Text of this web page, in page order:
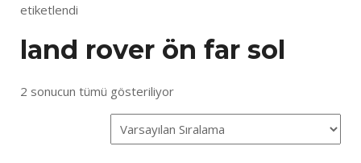
etiketlendi
land rover ön far sol
2 sonucun tümü gösteriliyor